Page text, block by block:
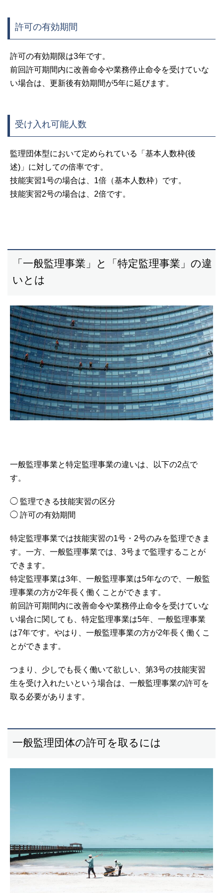
許可の有効期間
許可の有効期限は3年です。
前回許可期間内に改善命令や業務停止命令を受けていな
い場合は、更新後有効期間が5年に延びます。
受け入れ可能人数
監理団体型において定められている「基本人数枠(後
述)」に対しての倍率です。
技能実習1号の場合は、1倍（基本人数枠）です。
技能実習2号の場合は、2倍です。
「一般監理事業」と「特定監理事業」の違
いとは
一般監理事業と特定監理事業の違いは、以下の2点で
す。
◯ 監理できる技能実習の区分
◯ 許可の有効期間
特定監理事業では技能実習の1号・2号のみを監理できま
す。一方、一般監理事業では、3号まで監理することが
できます。
特定監理事業は3年、一般監理事業は5年なので、一般監
理事業の方が2年長く働くことができます。
前回許可期間内に改善命令や業務停止命令を受けていな
い場合に関しても、特定監理事業は5年、一般監理事業
は7年です。やはり、一般監理事業の方が2年長く働くこ
とができます。
つまり、少しでも長く働いて欲しい、第3号の技能実習
生を受け入れたいという場合は、一般監理事業の許可を
取る必要があります。
一般監理団体の許可を取るには